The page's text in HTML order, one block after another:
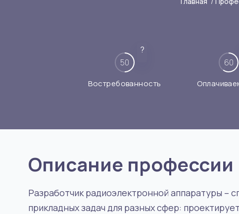
?
50
Востребованность
60
Описание профессии
Разработчик радиоэлектронной аппаратуры –
прикладных задач для разных сфер: